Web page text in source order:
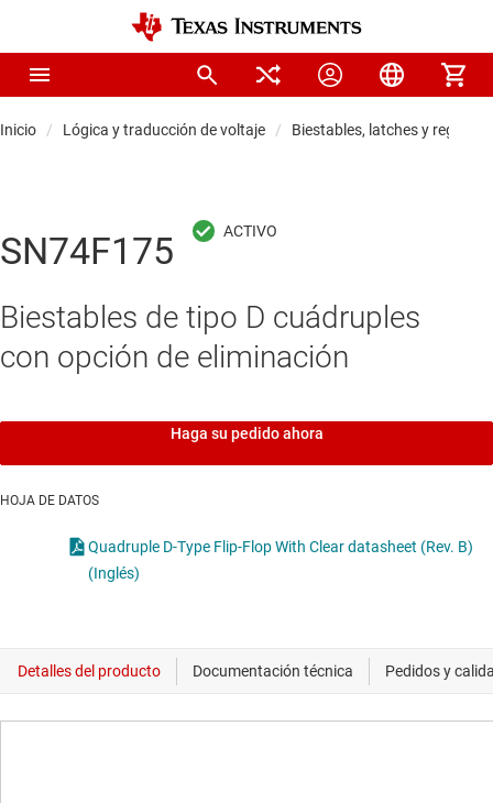
Inicio Lógica y traducción de voltaje Biestables, latches y registros
SN74F175
Biestables de tipo D cuádruples
con opción de eliminación
Haga su pedido ahora
HOJA DE DATOS
Quadruple D-Type Flip-Flop With Clear datasheet (Rev. B)
(Inglés)